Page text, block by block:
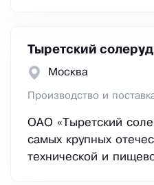
Тыретский
Москва
Производство и
ОАО «Тыретский
самых крупных
технической и